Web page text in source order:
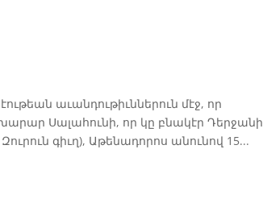
աւանդութիւններուն մէջ, որ
Սալահունի, որ կը բնակէր Դերջանի
գիւղ), Աթենադորոս անունով 15...